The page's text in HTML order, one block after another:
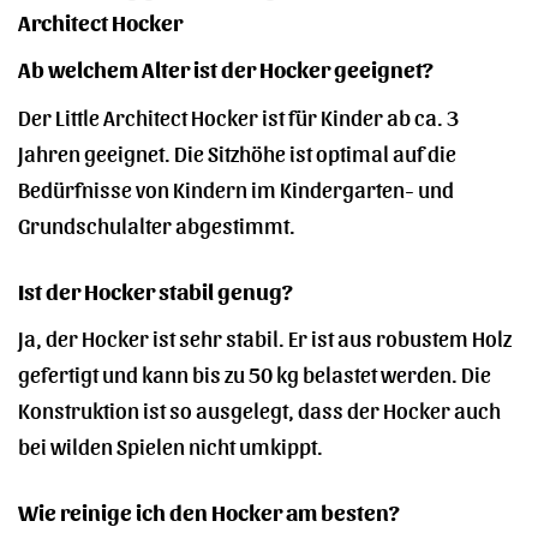
Architect Hocker
Ab welchem Alter ist der Hocker geeignet?
Der Little Architect Hocker ist für Kinder ab ca. 3
Jahren geeignet. Die Sitzhöhe ist optimal auf die
Bedürfnisse von Kindern im Kindergarten- und
Grundschulalter abgestimmt.
Ist der Hocker stabil genug?
Ja, der Hocker ist sehr stabil. Er ist aus robustem Holz
gefertigt und kann bis zu 50 kg belastet werden. Die
Konstruktion ist so ausgelegt, dass der Hocker auch
bei wilden Spielen nicht umkippt.
Wie reinige ich den Hocker am besten?